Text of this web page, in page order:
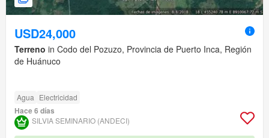
USD24,000
Terreno in Codo del Pozuzo, Provincia de Puerto Inca, Región
de Huánuco
Agua Electricidad
Hace 6 días
SILVIA SEMINARIO (ANDECI)